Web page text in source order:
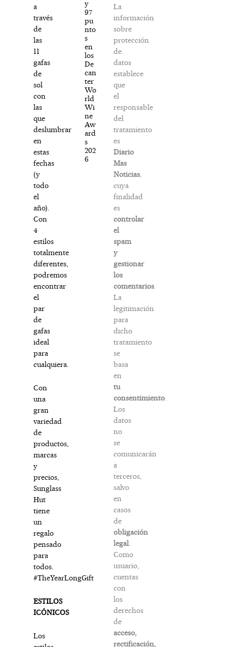
a
través
de
las
11
gafas
de
sol
con
las
que
deslumbrar
en
estas
fechas
(y
todo
el
año).
Con
4
estilos
totalmente
diferentes,
podremos
encontrar
el
par
de
gafas
ideal
para
cualquiera.
Con
una
gran
variedad
de
productos,
marcas
y
precios,
Sunglass
Hut
tiene
un
regalo
pensado
para
todos.
#TheYearLongGift
ESTILOS
ICÓNICOS
Los
y
97
pu
nto
s
en
los
De
can
ter
Wo
rld
Wi
ne
Aw
ard
s
202
6
La
información
sobre
protección
de
datos
establece
que
el
responsable
del
tratamiento
es
Diario
Mas
Noticias,
cuya
finalidad
es
controlar
el
spam
y
gestionar
los
comentarios.
La
legitimación
para
dicho
tratamiento
se
basa
en
tu
consentimiento.
Los
datos
no
se
comunicarán
a
terceros,
salvo
en
casos
de
obligación
legal.
Como
usuario,
cuentas
con
los
derechos
de
acceso,
rectificación,